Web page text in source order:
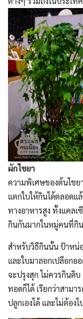
ผักไชยา
ความพิเศษของต้นไช
แตกใบให้กินได้ตลอด
ทางอาหารสูง ทั้งแคลเ
กินกันมากในหมู่คนที่กิ
สำหรับวิธีกินนั้น ป้าหน่
และใบมาลอกเปลือกอ
จะปรุงสุก ไม่ควรกินดิ
ทอดก็ได้ เรียกว่าสาม
ปลูกเองได้ และไม่ต้อ